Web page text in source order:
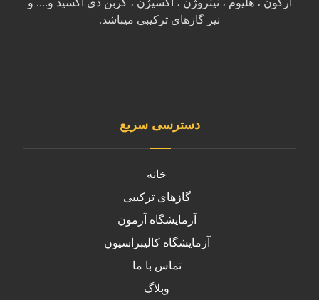
نیز گازهای ترکیبی میباشد.
دسترسی سریع
خانه
گازهای ترکیبی
آزمایشگاه آزمون
آزمایشگاه کالیبراسیون
تماس با ما
وبلاگ